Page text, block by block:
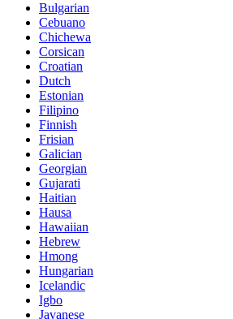
Bulgarian
Cebuano
Chichewa
Corsican
Croatian
Dutch
Estonian
Filipino
Finnish
Frisian
Galician
Georgian
Gujarati
Haitian
Hausa
Hawaiian
Hebrew
Hmong
Hungarian
Icelandic
Igbo
Javanese